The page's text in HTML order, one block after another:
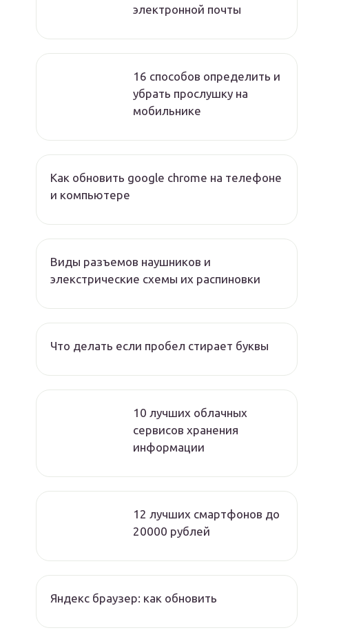
электронной почты
16 способов определить и
убрать прослушку на
мобильнике
Как обновить google chrome на телефоне
и компьютере
Виды разъемов наушников и
элекстрические схемы их распиновки
Что делать если пробел стирает буквы
10 лучших облачных
сервисов хранения
информации
12 лучших смартфонов до
20000 рублей
Яндекс браузер: как обновить